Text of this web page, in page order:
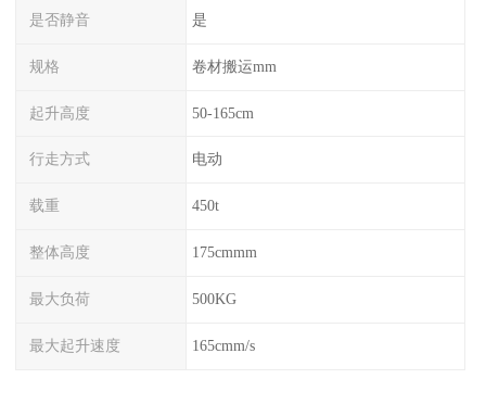
是否静音 是
规格 卷材搬运mm
起升高度 50-165cm
行走方式 电动
载重 450t
整体高度 175cmmm
最大负荷 500KG
最大起升速度 165cmm/s